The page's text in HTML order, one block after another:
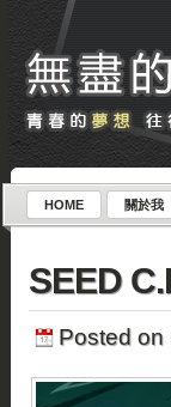
HOME 關於我
SEED
Posted on